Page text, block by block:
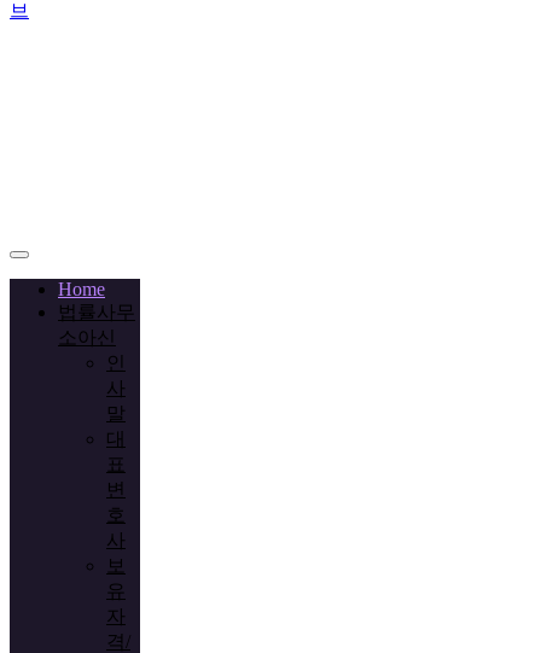
브
Home
법률사무
소아신
인
사
말
대
표
변
호
사
보
유
자
격/